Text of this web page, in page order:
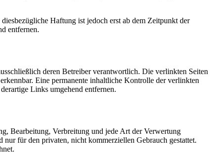
Haftung ist jedoch erst ab dem Zeitpunkt der
entfernen.
deren Betreiber verantwortlich. Die verlinkten Seiten
Eine permanente inhaltliche Kontrolle der verlinkten
Links umgehend entfernen.
Bearbeitung, Verbreitung und jede Art der Verwertung
für den privaten, nicht kommerziellen Gebrauch gestattet.